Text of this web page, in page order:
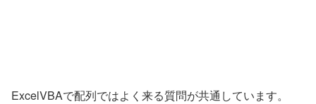
ExcelVBAで配列ではよく来る質問が共通しています。